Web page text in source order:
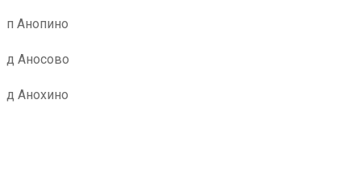
п Анопино
д Аносово
д Анохино